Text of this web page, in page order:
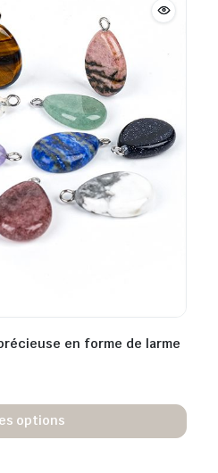
en forme de larme
options